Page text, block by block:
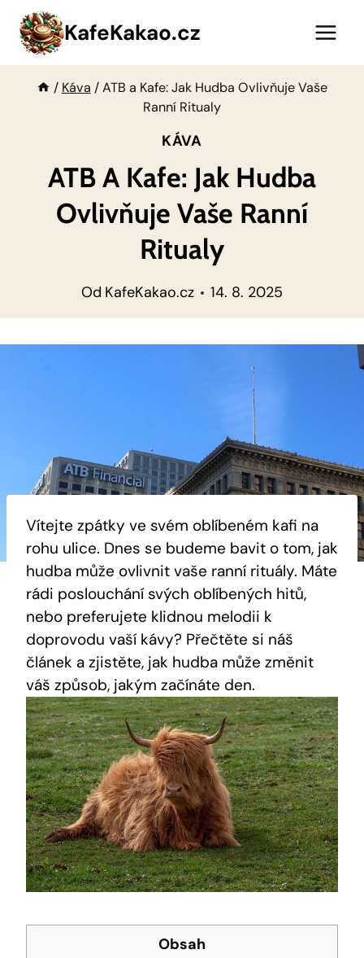
Přeskočit
obsah
KafeKakao.cz
/ Káva / ATB a Kafe: Jak Hudba Ovlivňuje Vaše
Ranní Ritualy
KÁVA
ATB A Kafe: Jak Hudba
Ovlivňuje Vaše Ranní
Ritualy
Od KafeKakao.cz 14. 8. 2025
Vítejte zpátky ve svém oblíbeném kafi na
rohu ulice. Dnes se budeme bavit o tom, jak
hudba může ovlivnit vaše ranní rituály. Máte
rádi poslouchání svých oblíbených hitů,
nebo preferujete klidnou melodii k
doprovodu vaší kávy? Přečtěte si náš
článek a zjistěte, jak hudba může změnit
váš způsob, jakým začínáte den.
Obsah